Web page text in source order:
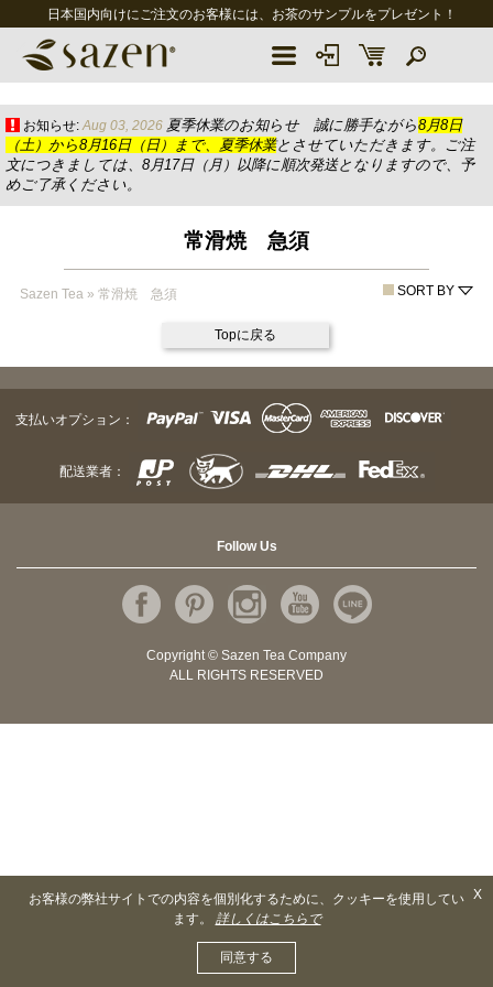
日本国内向けにご注文のお客様には、お茶のサンプルをプレゼント！
お知らせ: Aug 03, 2026 夏季休業のお知らせ 誠に勝手ながら8月8日
（土）から8月16日（日）まで、夏季休業とさせていただきます。ご注
文につきましては、8月17日（月）以降に順次発送となりますので、予
めご了承ください。
常滑焼 急須
Sazen Tea » 常滑焼 急須 SORT BY
Topに戻る
支払いオプション：
配送業者：
Follow Us
Copyright © Sazen Tea Company
ALL RIGHTS RESERVED
X
お客様の弊社サイトでの内容を個別化するために、クッキーを使用してい
ます。 詳しくはこちらで
同意する